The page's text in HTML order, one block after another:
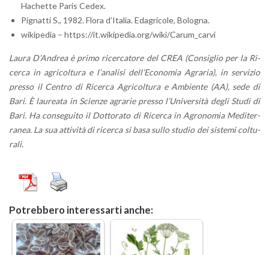
Ha­chet­te Paris Cedex.
Pi­gnat­ti S., 1982. Flora d’I­ta­lia. Eda­gri­co­le, Bo­lo­gna.
wi­ki­pe­dia – https://​it.​wikipedia.​org/​wiki/​Carum_​carvi
Laura D’An­drea è primo ri­cer­ca­to­re del CREA (Con­si­glio per la Ri­
cer­ca in agri­col­tu­ra e l’a­na­li­si del­l’E­co­no­mia Agra­ria), in ser­vi­zio
pres­so il Cen­tro di Ri­cer­ca Agri­col­tu­ra e Am­bien­te (AA), sede di
Bari. È lau­rea­ta in Scien­ze agra­rie pres­so l’U­ni­ver­si­tà degli Studi di
Bari. Ha con­se­gui­to il Dot­to­ra­to di Ri­cer­ca in Agro­no­mia Me­di­ter­
ra­nea. La sua at­ti­vi­tà di ri­cer­ca si basa sullo stu­dio dei si­ste­mi col­tu­
ra­li.
Po­treb­be­ro in­te­res­sar­ti anche: